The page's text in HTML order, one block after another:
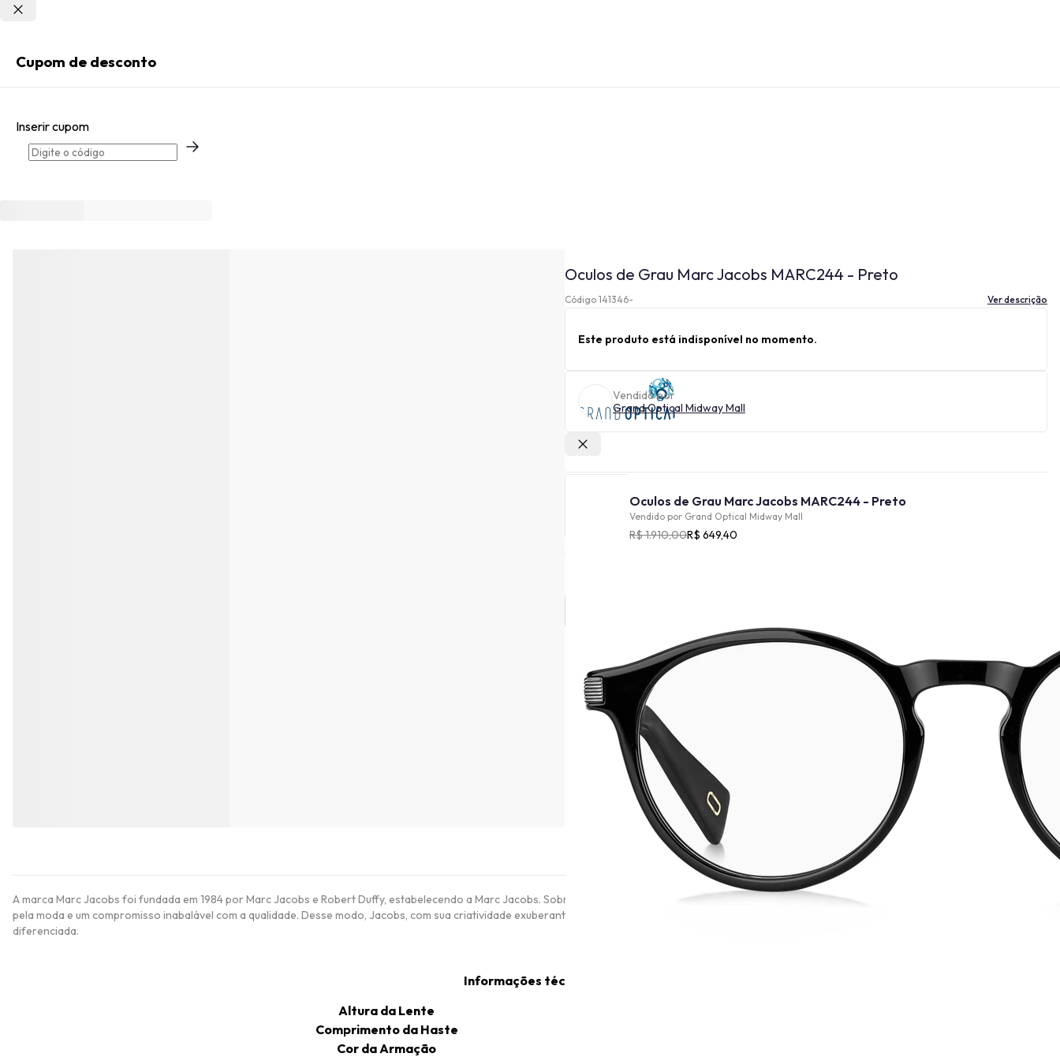
Esqueci minha senha
Acessar com senha temporária
Cupom de desconto
Inserir cupom
Oculos de Grau Marc Jacobs MARC244 - Preto
Código 141346- Ver descrição
Este produto está indisponível no momento.
Vendido por
Grand Optical Midway Mall
Oculos de Grau Marc Jacobs MARC244 - Preto
Vendido por Grand Optical Midway Mall
R$ 1.910,00R$ 649,40
INDISPONÍVEL
A marca Marc Jacobs foi fundada em 1984 por Marc Jacobs e Robert Duffy, estabelecendo a Marc Jacobs. Sobretudo, a filosofia dos criadores da marca se baseou em dois princípios fundamentais: a paixão
pela moda e um compromisso inabalável com a qualidade. Desse modo, Jacobs, com sua criatividade exuberante, encontrou o equilíbrio perfeito entre tradição e inovação, dando à marca sua identidade
diferenciada.
Informações técnicas
Altura da Lente
Comprimento da Haste
Cor da Armação